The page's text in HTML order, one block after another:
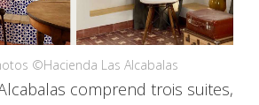
©Hacienda Las Alcabalas
Alcabalas comprend trois suites,